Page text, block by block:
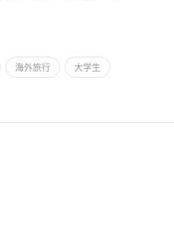
海外旅行 大学生